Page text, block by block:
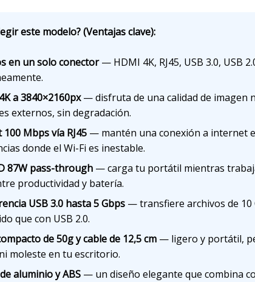
este modelo? (Ventajas clave):
en un solo conector— HDMI 4K, RJ45, USB 3.0, USB
a 3840×2160px— disfruta de una calidad de imagen
externos, sin degradación.
Mbps vía RJ45— mantén una conexión a internet
donde el Wi-Fi es inestable.
87W pass-through— carga tu portátil mientras
productividad y batería.
USB 3.0 hasta 5 Gbps— transfiere archivos de 10
que con USB 2.0.
de 50g y cable de 12,5 cm— ligero y portátil,
moleste en tu escritorio.
aluminio y ABS— un diseño elegante que combina